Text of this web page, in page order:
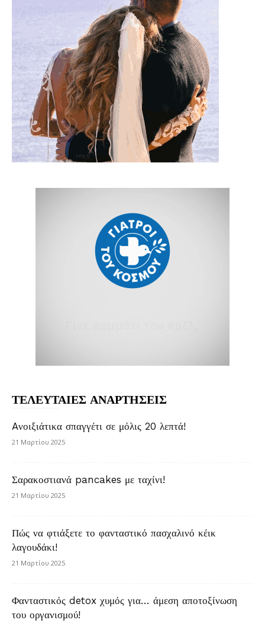
ΤΕΛΕΥΤΑΙΕΣ ΑΝΑΡΤΗΣΕΙΣ
Aνοιξιάτικα σπαγγέτι σε μόλις 20 λεπτά!
21 Μαρτίου 2025
Σαρακοστιανά pancakes με ταχίνι!
21 Μαρτίου 2025
Πώς να φτιάξετε το φανταστικό πασχαλινό κέικ
λαγουδάκι!
21 Μαρτίου 2025
Φανταστικός detox χυμός για… άμεση αποτοξίνωση
του οργανισμού!